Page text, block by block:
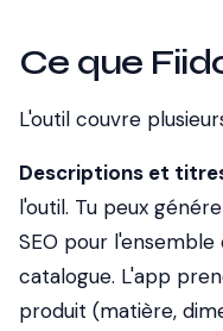
Ce que
L'outil couvre
Descriptions et
l'outil. Tu peux
SEO pour
catalogue. L'app
produit (matière,